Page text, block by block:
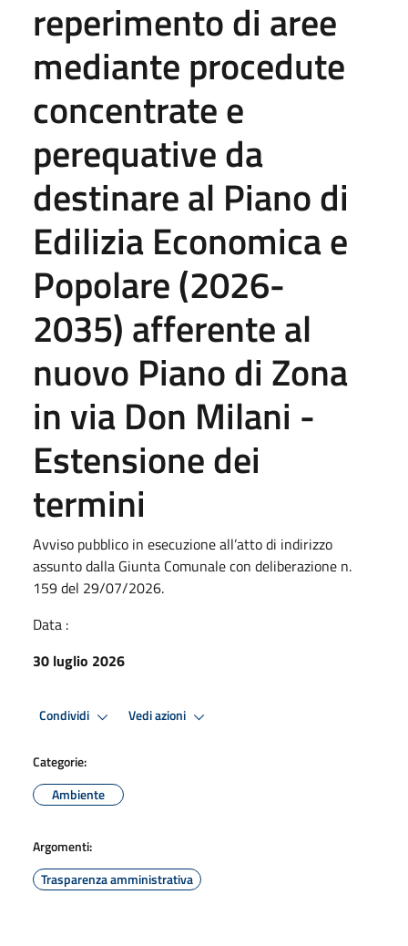
reperimento di aree
mediante procedute
concentrate e
perequative da
destinare al Piano di
Edilizia Economica e
Popolare (2026-
2035) afferente al
nuovo Piano di Zona
in via Don Milani -
Estensione dei
termini
Avviso pubblico in esecuzione all’atto di indirizzo
assunto dalla Giunta Comunale con deliberazione n.
159 del 29/07/2026.
Data :
30 luglio 2026
Condividi Vedi azioni
Categorie:
Ambiente
Argomenti:
Trasparenza amministrativa